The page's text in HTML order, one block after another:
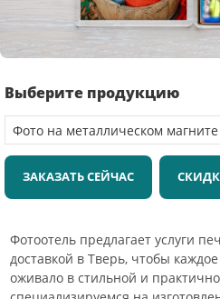
Выберите продукцию
ЗАКАЗАТЬ СЕЙЧАС
Фотоотель предлагает услуги
доставкой в Тверь, чтобы
оживало в стильной и